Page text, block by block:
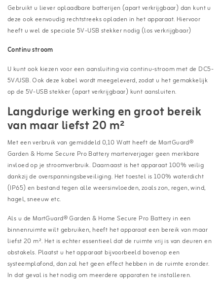
Gebruikt u liever oplaadbare batterijen (apart verkrijgbaar) dan kunt u
deze ook eenvoudig rechtstreeks opladen in het apparaat. Hiervoor
heeft u wel de speciale 5V-USB stekker nodig (los verkrijgbaar)
Continu stroom
U kunt ook kiezen voor een aansluiting via continu-stroom met de DC5-
5V/USB. Ook deze kabel wordt meegeleverd, zodat u het gemakkelijk
op de 5V-USB stekker (apart verkrijgbaar) kunt aansluiten.
Langdurige werking en groot bereik
van maar liefst 20 m²
Met een verbruik van gemiddeld 0,10 Watt heeft de MartGuard®
Garden & Home Secure Pro Battery marterverjager geen merkbare
invloed op je stroomverbruik. Daarnaast is het apparaat 100% veilig
dankzij de overspanningsbeveiliging. Het toestel is 100% waterdicht
(IP65) en bestand tegen alle weersinvloeden, zoals zon, regen, wind,
hagel, sneeuw etc.
Als u de MartGuard® Garden & Home Secure Pro Battery in een
binnenruimte wilt gebruiken, heeft het apparaat een bereik van maar
liefst 20 m². Het is echter essentieel dat de ruimte vrij is van deuren en
obstakels. Plaatst u het apparaat bijvoorbeeld bovenop een
systeemplafond, dan zal het geen effect hebben in de ruimte eronder.
In dat geval is het nodig om meerdere apparaten te installeren.